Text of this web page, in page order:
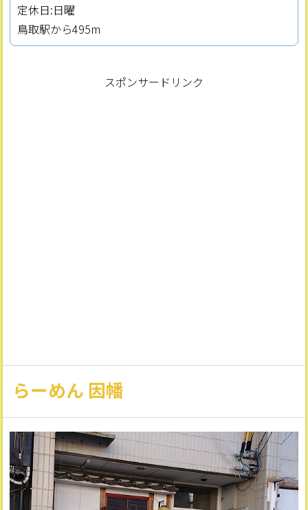
定休日:日曜
鳥取駅から495m
スポンサードリンク
らーめん 因幡